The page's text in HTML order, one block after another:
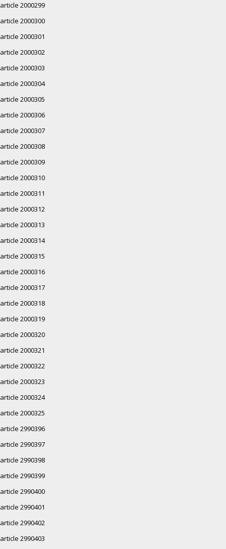
article 2000299
article 2000300
article 2000301
article 2000302
article 2000303
article 2000304
article 2000305
article 2000306
article 2000307
article 2000308
article 2000309
article 2000310
article 2000311
article 2000312
article 2000313
article 2000314
article 2000315
article 2000316
article 2000317
article 2000318
article 2000319
article 2000320
article 2000321
article 2000322
article 2000323
article 2000324
article 2000325
article 2990396
article 2990397
article 2990398
article 2990399
article 2990400
article 2990401
article 2990402
article 2990403